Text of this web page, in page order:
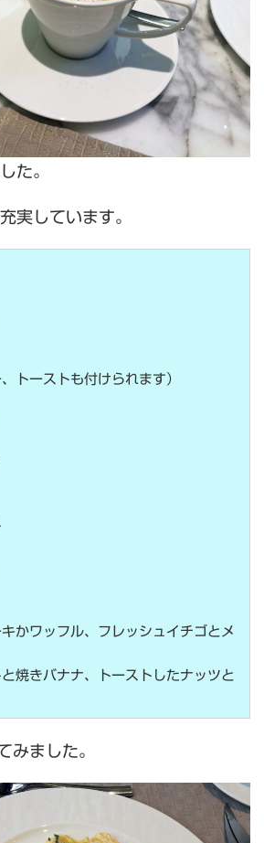
た。
実しています。
トーストも付けられます）
かワッフル、フレッシュイチゴとメ
焼きバナナ、トーストしたナッツと
みました。